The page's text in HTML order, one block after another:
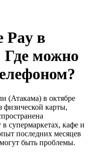
Pay в
Где можно
(Атакама) в октябре
физической карты,
в супермаркетах, кафе и
последних месяцев
быть проблемы.